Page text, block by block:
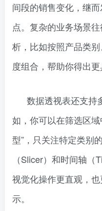
间段的销售变化，继
点。复杂的业务场景
析，比如按照产品类
度组合，帮助你得出更
数据透视表还支持
如，你可以在筛选区域
型”，只关注特定类别
（Slicer）和时间轴（
视觉化操作更直观，
示。